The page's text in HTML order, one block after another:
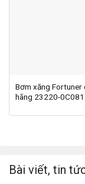
Bơm xăng Fortuner
hãng 23220-0C081
Bài viết, tin